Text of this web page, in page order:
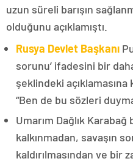
uzun süreli barışın
olduğunu açıklamıştı.
Rusya Devlet Başkanı
sorunu’ ifadesini bir
şeklindeki açıklamasına
“Ben de bu sözleri
Umarım Dağlık
kalkınmadan, savaşın
kaldırılmasından ve bir